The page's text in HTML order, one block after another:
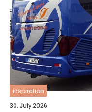
inspiration
30. July 2026